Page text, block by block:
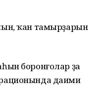
ҡан тамырҙарын
боронғолар ҙа
даими